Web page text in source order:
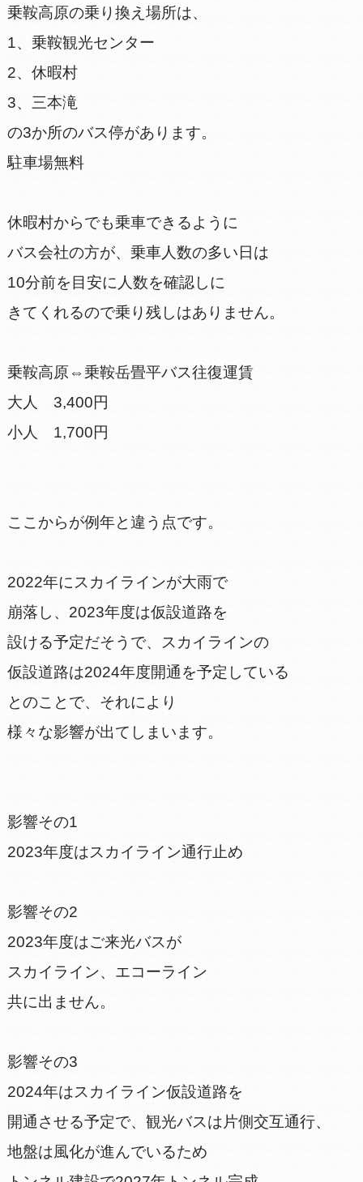
乗鞍高原の乗り換え場所は、
1、乗鞍観光センター
2、休暇村
3、三本滝
の3か所のバス停があります。
駐車場無料
休暇村からでも乗車できるように
バス会社の方が、乗車人数の多い日は
10分前を目安に人数を確認しに
きてくれるので乗り残しはありません。
乗鞍高原⇔乗鞍岳畳平バス往復運賃
大人 3,400円
小人 1,700円
ここからが例年と違う点です。
2022年にスカイラインが大雨で
崩落し、2023年度は仮設道路を
設ける予定だそうで、スカイラインの
仮設道路は2024年度開通を予定している
とのことで、それにより
様々な影響が出てしまいます。
影響その1
2023年度はスカイライン通行止め
影響その2
2023年度はご来光バスが
スカイライン、エコーライン
共に出ません。
影響その3
2024年はスカイライン仮設道路を
開通させる予定で、観光バスは片側交互通行、
地盤は風化が進んでいるため